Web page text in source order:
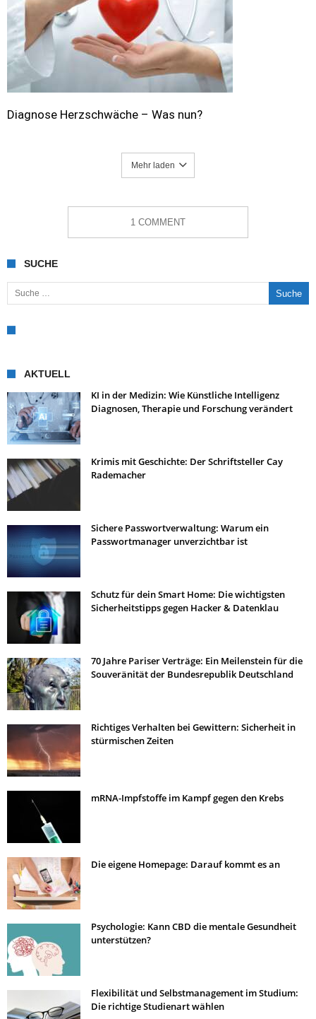
Diagnose Herzschwäche – Was nun?
Mehr laden
1 COMMENT
SUCHE
Suche nach:
AKTUELL
KI in der Medizin: Wie Künstliche Intelligenz
Diagnosen, Therapie und Forschung verändert
Krimis mit Geschichte: Der Schriftsteller Cay
Rademacher
Sichere Passwortverwaltung: Warum ein
Passwortmanager unverzichtbar ist
Schutz für dein Smart Home: Die wichtigsten
Sicherheitstipps gegen Hacker & Datenklau
70 Jahre Pariser Verträge: Ein Meilenstein für die
Souveränität der Bundesrepublik Deutschland
Richtiges Verhalten bei Gewittern: Sicherheit in
stürmischen Zeiten
mRNA-Impfstoffe im Kampf gegen den Krebs
Die eigene Homepage: Darauf kommt es an
Psychologie: Kann CBD die mentale Gesundheit
unterstützen?
Flexibilität und Selbstmanagement im Studium:
Die richtige Studienart wählen